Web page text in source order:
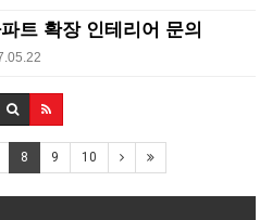
트 확장 인테리어 문의
8 9 10